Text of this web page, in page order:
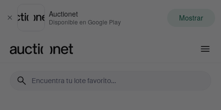
Cerrar
Auctionet
Disponible en Google Play Mostrar